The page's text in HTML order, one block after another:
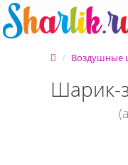
Воздушные
Шарик-